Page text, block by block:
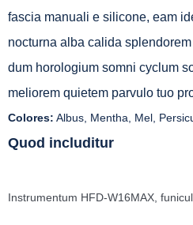
fascia manuali e silicone, eam
nocturna alba calida
dum horologium somni cyclum
meliorem quietem parvulo tuo
Colores: Albus, Mentha, Mel,
Quod includitur
Instrumentum HFD-W16MAX,